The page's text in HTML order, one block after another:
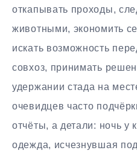
откапывать проходы,
животными, экономить
искать возможность
совхоз, принимать
удержании стада на
очевидцев часто
отчёты, а детали: ночь
одежда, исчезнувшая